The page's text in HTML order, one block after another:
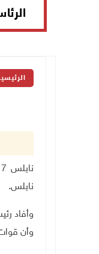
نابلس.
وأفاد
وأن